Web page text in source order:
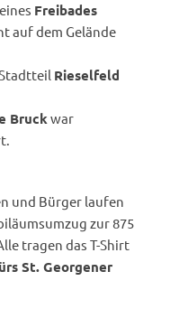
Freibades
auf dem Gelände
Rieselfeld
Bruckwar
und Bürger laufen
zur 875
tragen das T-Shirt
St. Georgener